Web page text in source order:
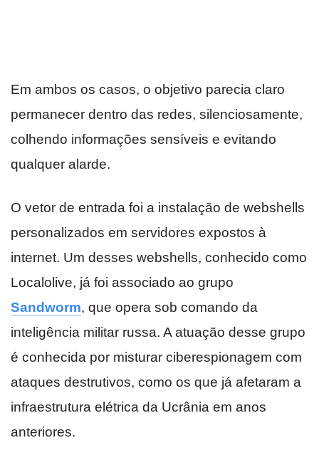
Em ambos os casos, o objetivo parecia claro
permanecer dentro das redes, silenciosamente,
colhendo informações sensíveis e evitando
qualquer alarde.
O vetor de entrada foi a instalação de webshells
personalizados em servidores expostos à
internet. Um desses webshells, conhecido como
Localolive, já foi associado ao grupo
Sandworm, que opera sob comando da
inteligência militar russa. A atuação desse grupo
é conhecida por misturar ciberespionagem com
ataques destrutivos, como os que já afetaram a
infraestrutura elétrica da Ucrânia em anos
anteriores.